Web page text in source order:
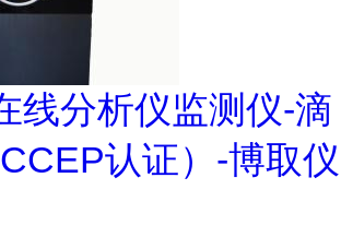
线分析仪监测仪-滴
认证）-博取仪